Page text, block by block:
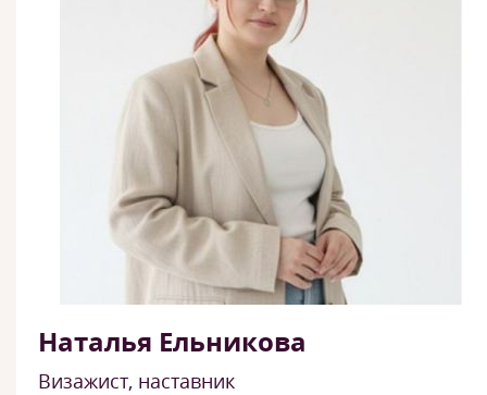
Наталья Ельникова
Визажист, наставник